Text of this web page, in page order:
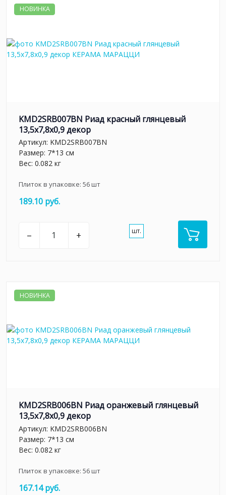
НОВИНКА
KMD2SRB007BN Риад красный глянцевый
13,5x7,8x0,9 декор
Артикул: KMD2SRB007BN
Размер: 7*13 см
Вес: 0.082 кг
Плиток в упаковке: 56шт
189.10 руб.
– + шт.
НОВИНКА
KMD2SRB006BN Риад оранжевый глянцевый
13,5x7,8x0,9 декор
Артикул: KMD2SRB006BN
Размер: 7*13 см
Вес: 0.082 кг
Плиток в упаковке: 56шт
167.14 руб.